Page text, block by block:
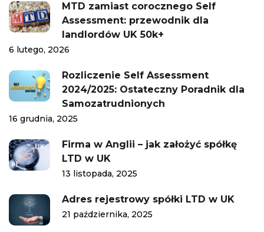
MTD zamiast corocznego Self
Assessment: przewodnik dla
landlordów UK 50k+
6 lutego, 2026
Rozliczenie Self Assessment
2024/2025: Ostateczny Poradnik dla
Samozatrudnionych
16 grudnia, 2025
Firma w Anglii – jak założyć spółkę
LTD w UK
13 listopada, 2025
Adres rejestrowy spółki LTD w UK
21 października, 2025